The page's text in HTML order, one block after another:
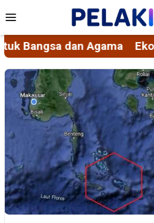
to
content
Menu
Nilai Spiritual,